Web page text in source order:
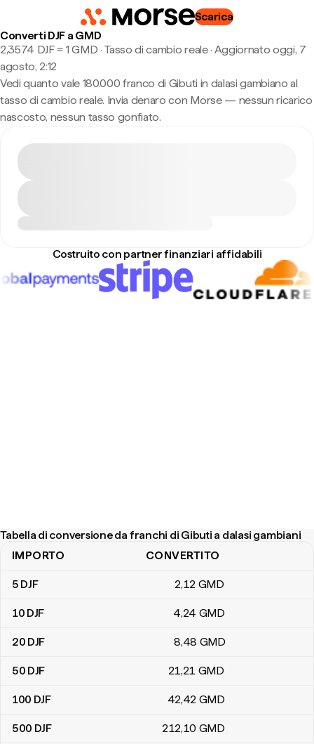
Scarica
Converti DJF a GMD
2,3574 DJF ≈ 1 GMD · Tasso di cambio reale· Aggiornato oggi, 7
agosto, 2:12
Vedi quanto vale 180.000 franco di Gibuti in dalasi gambiano al
tasso di cambio reale. Invia denaro con Morse — nessun ricarico
nascosto, nessun tasso gonfiato.
Costruito con partner finanziari affidabili
Tabella di conversione da franchi di Gibuti a dalasi gambiani
Tabella di conversione da franchi di Gibuti a dalasi gambiani
IMPORTO CONVERTITO
5 DJF 2,12 GMD
10 DJF 4,24 GMD
20 DJF 8,48 GMD
50 DJF 21,21 GMD
100 DJF 42,42 GMD
500 DJF 212,10 GMD